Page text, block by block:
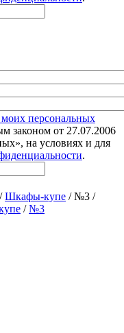
моих персональных
законом от 27.07.2006
на условиях и для
.
/Шкафы-купе / №3 /
/№3